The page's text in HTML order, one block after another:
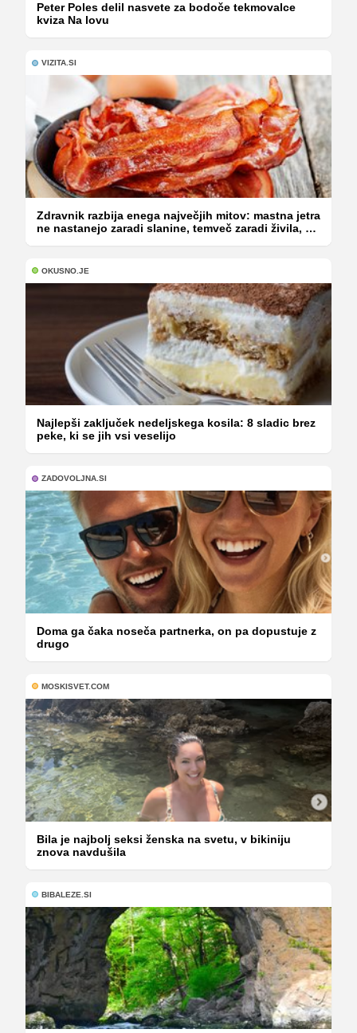
Peter Poles delil nasvete za bodoče tekmovalce
kviza Na lovu
VIZITA.SI
Zdravnik razbija enega največjih mitov: mastna jetra
ne nastanejo zaradi slanine, temveč zaradi živila, ki
OKUSNO.JE
Najlepši zaključek nedeljskega kosila: 8 sladic brez
peke, ki se jih vsi veselijo
ZADOVOLJNA.SI
Doma ga čaka noseča partnerka, on pa dopustuje z
drugo
MOSKISVET.COM
Bila je najbolj seksi ženska na svetu, v bikiniju
znova navdušila
BIBALEZE.SI